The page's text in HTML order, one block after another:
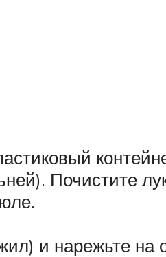
Почистите
и нарежьте